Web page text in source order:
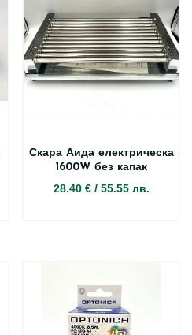
Скара Аида електрическа
1600W без капак
28.40 €/ 55.55 лв.